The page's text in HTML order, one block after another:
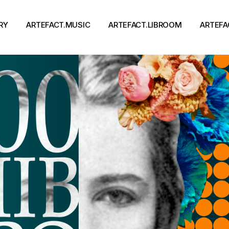
ARTEFACT.MUSIC
Виконавці
Альбоми
Концерти
ARTEFACT.LIBROOM
Книги
Письменники
Події